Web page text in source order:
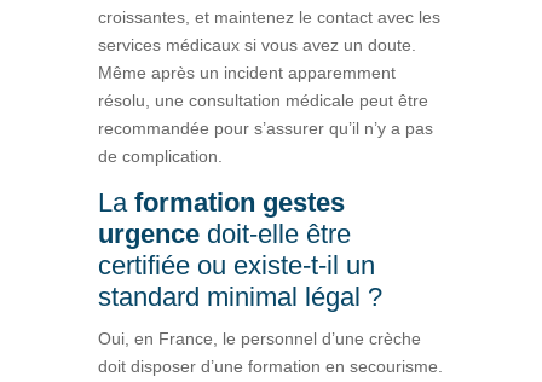
croissantes, et maintenez le contact avec les
services médicaux si vous avez un doute.
Même après un incident apparemment
résolu, une consultation médicale peut être
recommandée pour s’assurer qu’il n’y a pas
de complication.
La formation gestes
urgencedoit-elle être
certifiée ou existe-t-il un
standard minimal légal ?
Oui, en France, le personnel d’une crèche
doit disposer d’une formation en secourisme.